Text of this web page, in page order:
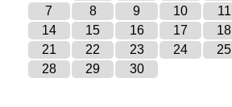
7
8 9 10 11
14
15 16 17 18
21
22 23 24 25
28
29 30